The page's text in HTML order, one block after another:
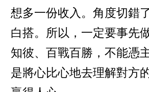
想多一份收入。角度切錯
白搭。所以，一定要事先
知彼、百戰百勝，不能憑
是將心比心地去理解對方